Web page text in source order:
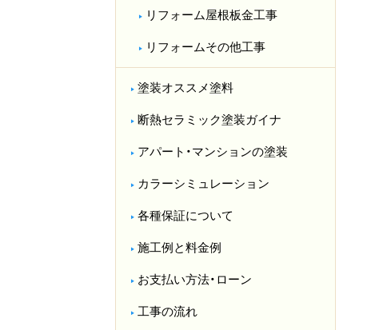
リフォーム屋根板金工事
リフォームその他工事
塗装オススメ塗料
断熱セラミック塗装ガイナ
アパート・マンションの塗装
カラーシミュレーション
各種保証について
施工例と料金例
お支払い方法・ローン
工事の流れ